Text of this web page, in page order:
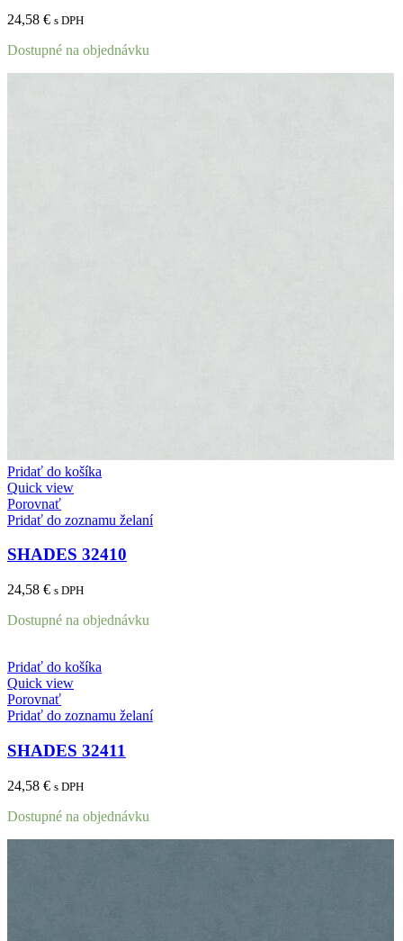
24,58 € s DPH
Dostupné na objednávku
Pridať do košíka
Quick view
Porovnať
Pridať do zoznamu želaní
SHADES 32410
24,58 € s DPH
Dostupné na objednávku
Pridať do košíka
Quick view
Porovnať
Pridať do zoznamu želaní
SHADES 32411
24,58 € s DPH
Dostupné na objednávku